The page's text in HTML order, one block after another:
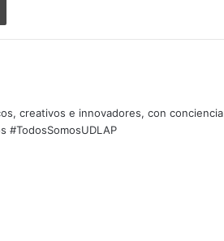
creativos e innovadores, con conciencia
#TodosSomosUDLAP